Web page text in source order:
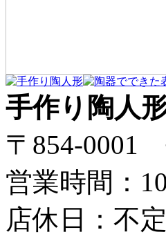
手作り陶人
〒854-0001
営業時間：
店休日：不